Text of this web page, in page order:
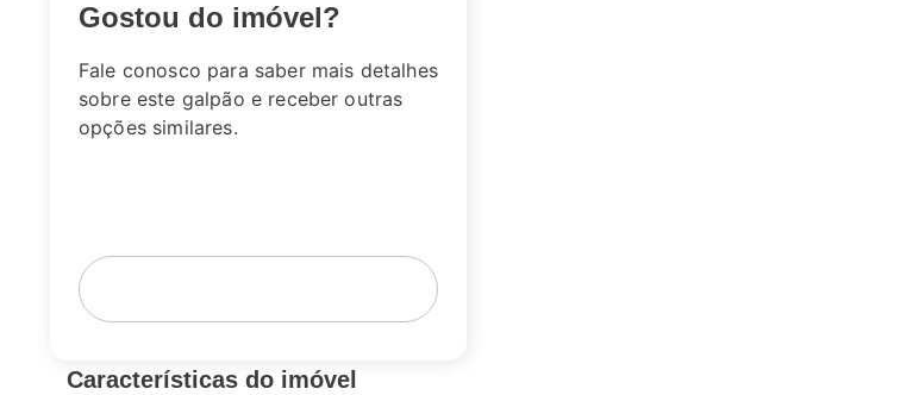
Gostou do imóvel?
Fale conosco para saber mais detalhes
sobre este galpão e receber outras
opções similares.
Características do imóvel